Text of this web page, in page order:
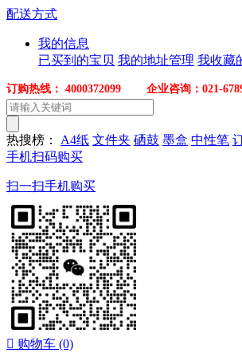
配送方式
我的信息
已买到的宝贝 我的地址管理 我收藏
订购热线： 4000372099 企业咨询：021-
热搜榜： A4纸 文件夹 硒鼓 墨盒 中性笔
手机扫码购买
扫一扫手机购买
 购物车 (0)